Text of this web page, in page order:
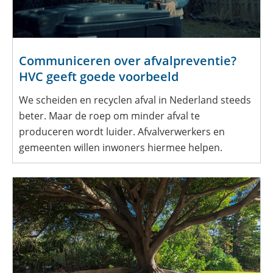
Communiceren over afvalpreventie?
HVC geeft goede voorbeeld
We scheiden en recyclen afval in Nederland steeds
beter. Maar de roep om minder afval te
produceren wordt luider. Afvalverwerkers en
gemeenten willen inwoners hiermee helpen.